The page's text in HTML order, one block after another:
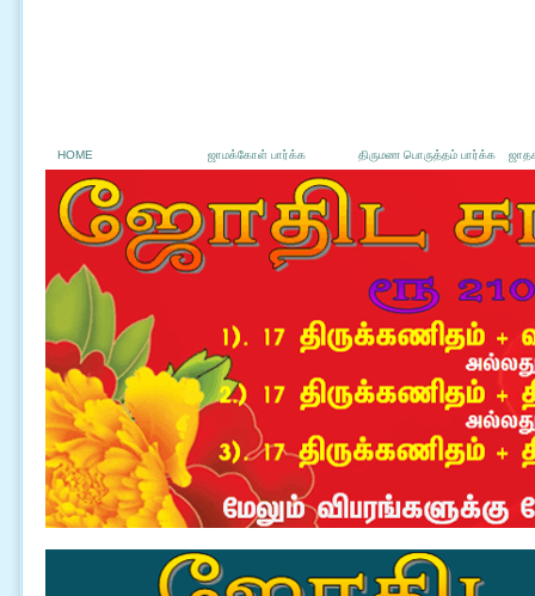
HOME ஜாமக்கோள் பார்க்க திருமண பொருத்தம் பார்க்க